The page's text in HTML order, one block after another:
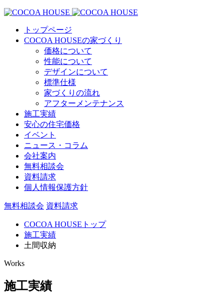
トップページ
COCOA HOUSEの家づくり
価格について
性能について
デザインについて
標準仕様
家づくりの流れ
アフターメンテナンス
施工実績
安心の住宅価格
イベント
ニュース・コラム
会社案内
無料相談会
資料請求
個人情報保護方針
無料相談会 資料請求
COCOA HOUSEトップ
施工実績
土間収納
Works
施工実績